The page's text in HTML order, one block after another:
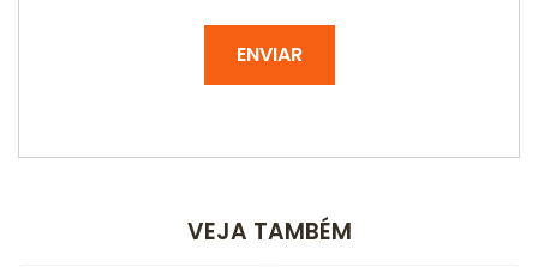
ENVIAR
VEJA TAMBÉM